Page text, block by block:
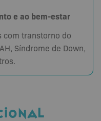
e ao bem-estar
com transtorno do
Síndrome de Down,